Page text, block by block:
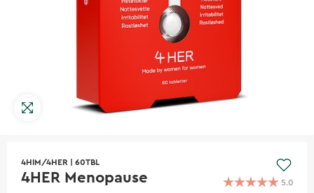
4HIM/4HER 60TBL
4HER Menopause 5.0